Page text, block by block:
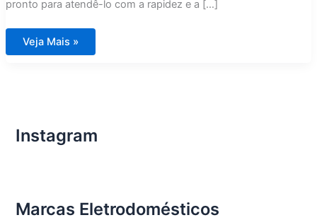
pronto para atendê-lo com a rapidez e a […]
Assistência
Técnica
Veja Mais »
Instagram
Marcas Eletrodomésticos